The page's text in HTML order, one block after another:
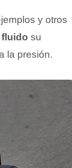
y otros
su
la presión.